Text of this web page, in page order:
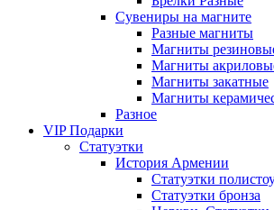
Сувениры на магните
Разные магниты
Магниты
Магниты
Магниты закатные
Магниты
Разное
VIP Подарки
Статуэтки
История Армении
Статуэтки
Статуэтки бронза